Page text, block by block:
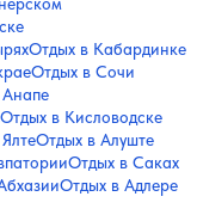
Отдых в Кабардинке
Отдых в Сочи
Отдых в Кисловодске
Отдых в Алуште
Отдых в Саках
Отдых в Адлере